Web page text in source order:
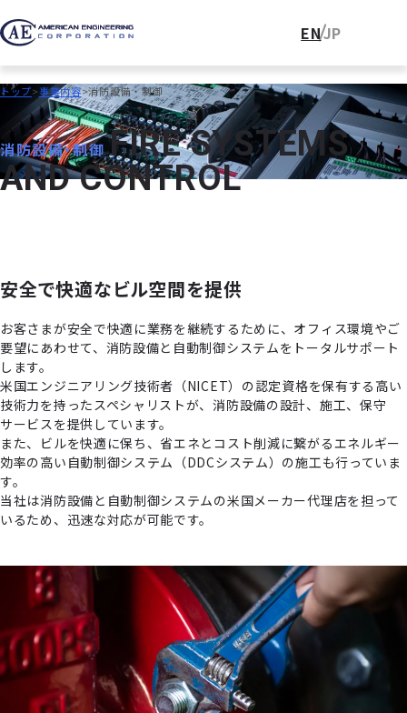
ENJP
トップ 事業内容 消防設備・制御
消防設備・制御FIRE SYSTEMS
AND CONTROL
安全で快適なビル空間を提供
お客さまが安全で快適に業務を継続するために、オフィス環境やご
要望にあわせて、消防設備と自動制御システムをトータルサポート
します。
米国エンジニアリング技術者（NICET）の認定資格を保有する高い
技術力を持ったスペシャリストが、消防設備の設計、施工、保守
サービスを提供しています。
また、ビルを快適に保ち、省エネとコスト削減に繋がるエネルギー
効率の高い自動制御システム（DDCシステム）の施工も行っていま
す。
当社は消防設備と自動制御システムの米国メーカー代理店を担って
いるため、迅速な対応が可能です。